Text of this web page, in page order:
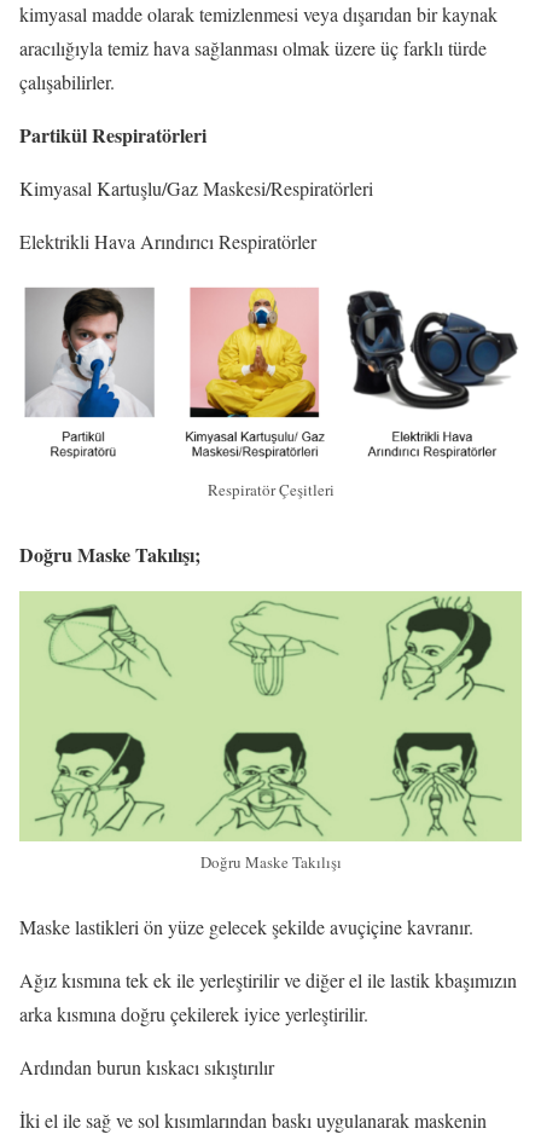
kimyasal madde olarak temizlenmesi veya dışarıdan bir kaynak
aracılığıyla temiz hava sağlanması olmak üzere üç farklı türde
çalışabilirler.
Partikül Respiratörleri
Kimyasal Kartuşlu/Gaz Maskesi/Respiratörleri
Elektrikli Hava Arındırıcı Respiratörler
Respiratör Çeşitleri
Doğru Maske Takılışı;
Doğru Maske Takılışı
Maske lastikleri ön yüze gelecek şekilde avuçiçine kavranır.
Ağız kısmına tek ek ile yerleştirilir ve diğer el ile lastik kbaşımızın
arka kısmına doğru çekilerek iyice yerleştirilir.
Ardından burun kıskacı sıkıştırılır
İki el ile sağ ve sol kısımlarından baskı uygulanarak maskenin